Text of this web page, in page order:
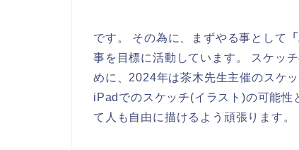
です。 その為に、まずやる事として
事を目標に活動しています。 スケッ
めに、2024年は茶木先生主催のスケ
iPadでのスケッチ(イラスト)の可能性
て人も自由に描けるよう頑張ります。